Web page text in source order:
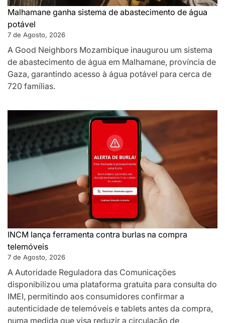
Malhamane ganha sistema de abastecimento de água
potável
7 de Agosto, 2026
A Good Neighbors Mozambique inaugurou um sistema
de abastecimento de água em Malhamane, província de
Gaza, garantindo acesso à água potável para cerca de
720 famílias.
INCM lança ferramenta contra burlas na compra
telemóveis
7 de Agosto, 2026
A Autoridade Reguladora das Comunicações
disponibilizou uma plataforma gratuita para consulta do
IMEI, permitindo aos consumidores confirmar a
autenticidade de telemóveis e tablets antes da compra,
numa medida que visa reduzir a circulação de